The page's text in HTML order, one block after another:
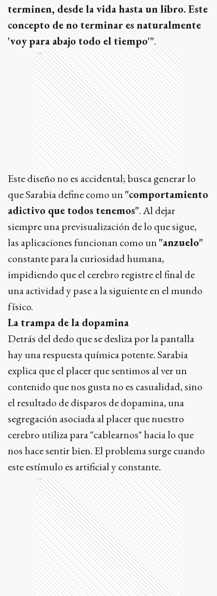
terminen, desde la vida hasta un libro. Este
concepto de no terminar es naturalmente
'voy para abajo todo el tiempo'".
Ads
Este diseño no es accidental; busca generar lo
que Sarabia define como un "comportamiento
adictivo que todos tenemos". Al dejar
siempre una previsualización de lo que sigue,
las aplicaciones funcionan como un "anzuelo"
constante para la curiosidad humana,
impidiendo que el cerebro registre el final de
una actividad y pase a la siguiente en el mundo
físico.
La trampa de la dopamina
Detrás del dedo que se desliza por la pantalla
hay una respuesta química potente. Sarabia
explica que el placer que sentimos al ver un
contenido que nos gusta no es casualidad, sino
el resultado de disparos de dopamina, una
segregación asociada al placer que nuestro
cerebro utiliza para "cablearnos" hacia lo que
nos hace sentir bien. El problema surge cuando
este estímulo es artificial y constante.
Ads